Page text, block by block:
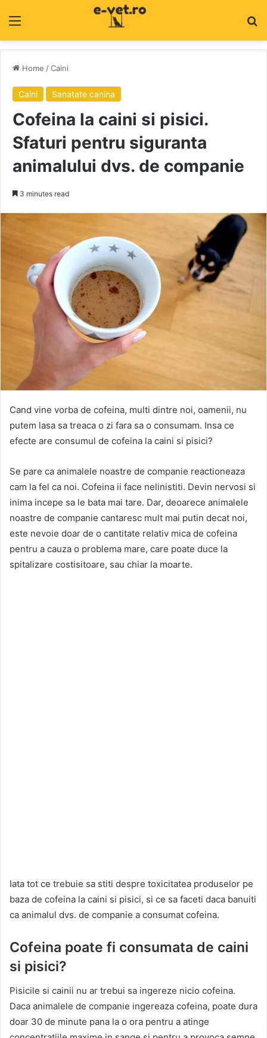
Home /Caini
Caini Sanatate canina
Cofeina la caini si pisici.
Sfaturi pentru siguranta
animalului dvs. de companie
3 minutes read
Cand vine vorba de cofeina, multi dintre noi, oamenii, nu
putem lasa sa treaca o zi fara sa o consumam. Insa ce
efecte are consumul de cofeina la caini si pisici?
Se pare ca animalele noastre de companie reactioneaza
cam la fel ca noi. Cofeina ii face nelinistiti. Devin nervosi si
inima incepe sa le bata mai tare. Dar, deoarece animalele
noastre de companie cantaresc mult mai putin decat noi,
este nevoie doar de o cantitate relativ mica de cofeina
pentru a cauza o problema mare, care poate duce la
spitalizare costisitoare, sau chiar la moarte.
Iata tot ce trebuie sa stiti despre toxicitatea produselor pe
baza de cofeina la caini si pisici, si ce sa faceti daca banuiti
ca animalul dvs. de companie a consumat cofeina.
Cofeina poate fi consumata de caini
si pisici?
Pisicile si cainii nu ar trebui sa ingereze nicio cofeina.
Daca animalele de companie ingereaza cofeina, poate dura
doar 30 de minute pana la o ora pentru a atinge